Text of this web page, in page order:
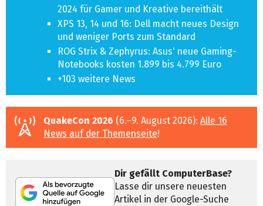
2024 für Gamer und Kreative bereithält
XPS 13, 14 und 16: Dell macht neues Design
und weniger Ports zum Standard
ROG Strix & Zephyrus: Asus' neue Gaming-
Notebooks kosten 1.899 bis 4.799 Euro
+103 weitere News
QuakeCon 2026 (6.–9. August 2026): Alle 16
News auf der Themenseite!
Dir gefällt ComputerBase?
Lasse dir unsere neuesten
Artikel in der Google-Suche